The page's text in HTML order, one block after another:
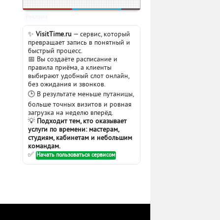
✨ VisitTime.ru — сервис, который
превращает запись в понятный и
быстрый процесс.
📅 Вы создаёте расписание и
правила приёма, а клиенты
выбирают удобный слот онлайн,
без ожидания и звонков.
🕒 В результате меньше путаницы,
больше точных визитов и ровная
загрузка на неделю вперёд.
💡 Подходит тем, кто оказывает
услуги по времени: мастерам,
студиям, кабинетам и небольшим
командам.
✅ Начать пользоваться сервисом